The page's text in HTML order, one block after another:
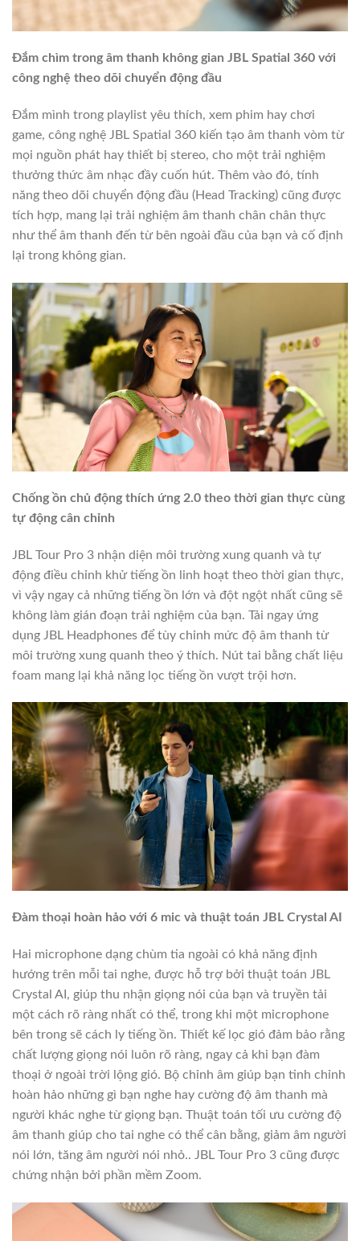
Đắm chìm trong âm thanh không gian JBL Spatial 360 với
công nghệ theo dõi chuyển động đầu
Đắm mình trong playlist yêu thích, xem phim hay chơi
game, công nghệ JBL Spatial 360 kiến tạo âm thanh vòm từ
mọi nguồn phát hay thiết bị stereo, cho một trải nghiệm
thưởng thức âm nhạc đầy cuốn hút. Thêm vào đó, tính
năng theo dõi chuyển động đầu (Head Tracking) cũng được
tích hợp, mang lại trải nghiệm âm thanh chân chân thực
như thể âm thanh đến từ bên ngoài đầu của bạn và cố định
lại trong không gian.
Chống ồn chủ động thích ứng 2.0 theo thời gian thực cùng
tự động cân chỉnh
JBL Tour Pro 3 nhận diện môi trường xung quanh và tự
động điều chỉnh khử tiếng ồn linh hoạt theo thời gian thực,
vì vậy ngay cả những tiếng ồn lớn và đột ngột nhất cũng sẽ
không làm gián đoạn trải nghiệm của bạn. Tải ngay ứng
dụng JBL Headphones để tùy chỉnh mức độ âm thanh từ
môi trường xung quanh theo ý thích. Nút tai bằng chất liệu
foam mang lại khả năng lọc tiếng ồn vượt trội hơn.
Đàm thoại hoàn hảo với 6 mic và thuật toán JBL Crystal AI
Hai microphone dạng chùm tia ngoài có khả năng định
hướng trên mỗi tai nghe, được hỗ trợ bởi thuật toán JBL
Crystal AI, giúp thu nhận giọng nói của bạn và truyền tải
một cách rõ ràng nhất có thể, trong khi một microphone
bên trong sẽ cách ly tiếng ồn. Thiết kế lọc gió đảm bảo rằng
chất lượng giọng nói luôn rõ ràng, ngay cả khi bạn đàm
thoại ở ngoài trời lộng gió. Bộ chỉnh âm giúp bạn tinh chỉnh
hoàn hảo những gì bạn nghe hay cường độ âm thanh mà
người khác nghe từ giọng bạn. Thuật toán tối ưu cường độ
âm thanh giúp cho tai nghe có thể cân bằng, giảm âm người
nói lớn, tăng âm người nói nhỏ.. JBL Tour Pro 3 cũng được
chứng nhận bởi phần mềm Zoom.